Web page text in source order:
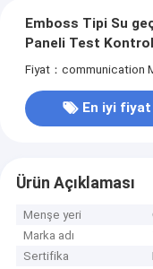
Emboss Tipi Su
Paneli Test
Fiyat：communication
En iyi fiyat
Ürün Açıklaması
Menşe yeri
Marka adı
Sertifika